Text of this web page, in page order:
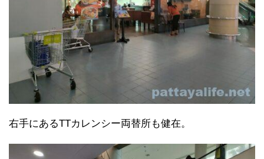
右手にあるTTカレンシー両替所も健在。